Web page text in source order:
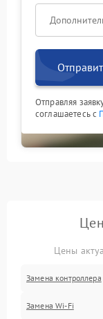
Отправляя
соглашаетесь с
Цены
Замена контроллера
Замена Wi-Fi